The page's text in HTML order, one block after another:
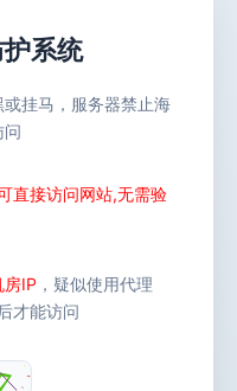
系统
挂马，服务器禁止海
问
直接访问网站,无需验
房IP ，疑似使用代理
才能访问